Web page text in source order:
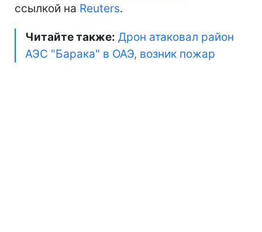
ссылкой на Reuters.
Читайте также: Дрон атаковал район
АЭС "Барака" в ОАЭ, возник пожар